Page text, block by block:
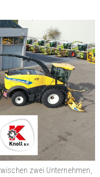
zwei Unternehmen,